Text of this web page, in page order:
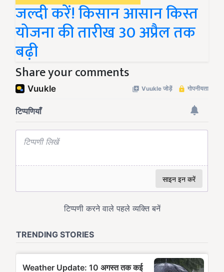
जल्दी करें! किसान आसान किस्त
योजना की तारीख 30 अप्रैल तक
बढ़ी
Share your comments